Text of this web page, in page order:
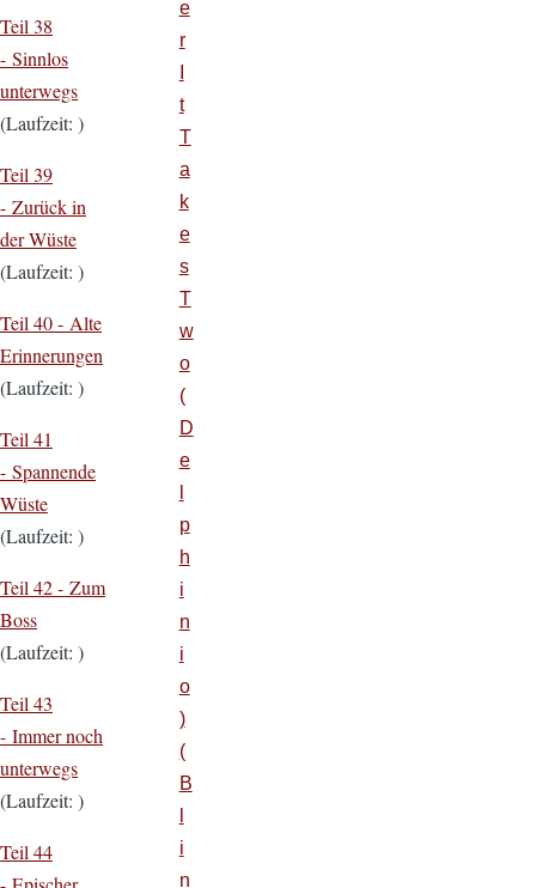
Teil 38
- Sinnlos
unterwegs
(Laufzeit: )
Teil 39
- Zurück in
der Wüste
(Laufzeit: )
Teil 40 - Alte
Erinnerungen
(Laufzeit: )
Teil 41
- Spannende
Wüste
(Laufzeit: )
Teil 42 - Zum
Boss
(Laufzeit: )
Teil 43
- Immer noch
unterwegs
(Laufzeit: )
Teil 44
e
r
t
T
a
k
e
s
T
w
o
(
D
e
p
h
i
n
i
o
)
(
B
i
n